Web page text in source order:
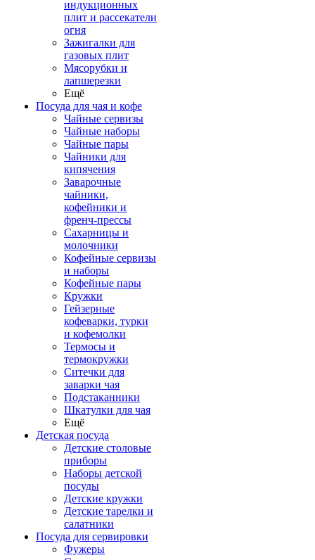
индукционных
плит и рассекатели
огня
Зажигалки для
газовых плит
Мясорубки и
лапшерезки
Ещё
Посуда для чая и кофе
Чайные сервизы
Чайные наборы
Чайные пары
Чайники для
кипячения
Заварочные
чайники,
кофейники и
френч-прессы
Сахарницы и
молочники
Кофейные сервизы
и наборы
Кофейные пары
Кружки
Гейзерные
кофеварки, турки
и кофемолки
Термосы и
термокружки
Ситечки для
заварки чая
Подстаканники
Шкатулки для чая
Ещё
Детская посуда
Детские столовые
приборы
Наборы детской
посуды
Детские кружки
Детские тарелки и
салатники
Посуда для сервировки
Фужеры